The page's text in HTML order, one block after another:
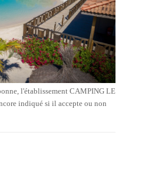
l'établissement CAMPING LE
indiqué si il accepte ou non